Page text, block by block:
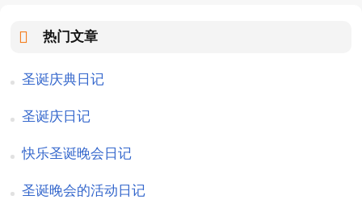
热门文章
圣诞庆典日记
圣诞庆日记
快乐圣诞晚会日记
圣诞晚会的活动日记